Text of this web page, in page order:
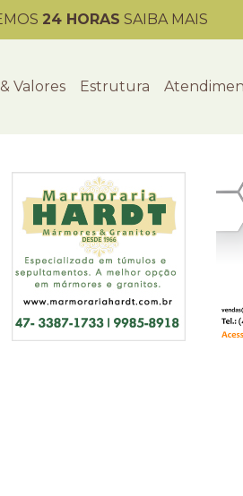
24 HORAS SAIBA MAIS
Valores Estrutura